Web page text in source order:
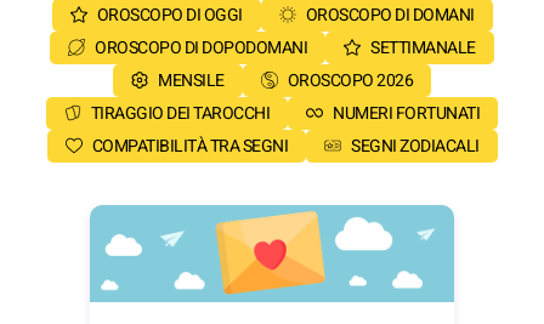
OROSCOPO DI OGGI
OROSCOPO DI DOMANI
OROSCOPO DI DOPODOMANI
SETTIMANALE
MENSILE
OROSCOPO 2026
TIRAGGIO DEI TAROCCHI
NUMERI FORTUNATI
COMPATIBILITÀ TRA SEGNI
SEGNI ZODIACALI